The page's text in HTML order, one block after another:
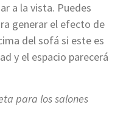
a la vista. Puedes
generar el efecto de
del sofá si este es
y el espacio parecerá
para los salones